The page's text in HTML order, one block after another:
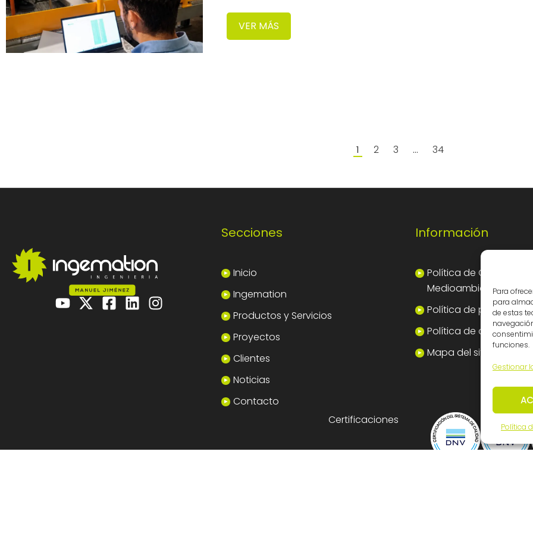
Para
para
de estas
funciones.
Gestionar
Política
VER MÁS
1 2 3 … 34
Secciones
Inicio
Ingemation
Productos y Servicios
Proyectos
Clientes
Noticias
Contacto
Información
Política de Calidad y
Medioambiente
Política de privacidad
Política de cookies
Mapa del sitio
Certificaciones